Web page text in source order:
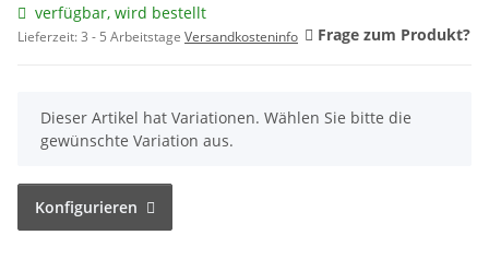
verfügbar, wird bestellt
Lieferzeit:3 - 5 Arbeitstage Versandkosteninfo Frage zum Produkt?
x
Dieser Artikel hat Variationen. Wählen Sie bitte die
gewünschte Variation aus.
Konfigurieren